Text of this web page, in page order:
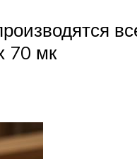
70 мк